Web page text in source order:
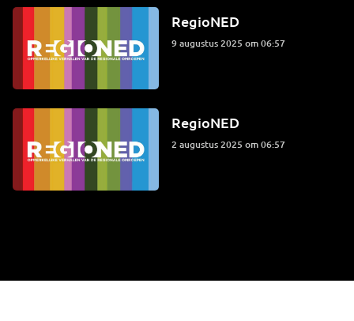
RegioNED
9 augustus 2025 om 06:57
RegioNED
2 augustus 2025 om 06:57